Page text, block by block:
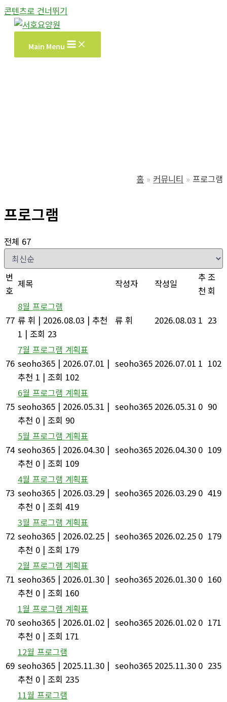
콘텐츠로 건너뛰기
Main Menu
홈 커뮤니티 프로그램
프로그램
전체 67
번
호
제목 작성자 작성일
추
천
조
회
77
8월 프로그램
류 휘 | 2026.08.03 | 추천
1 | 조회 23
류 휘 2026.08.03 1 23
76
7월 프로그램 계획표
seoho365 | 2026.07.01 |
추천 1 | 조회 102
seoho365 2026.07.01 1 102
75
6월 프로그램 계획표
seoho365 | 2026.05.31 |
추천 0 | 조회 90
seoho365 2026.05.31 0 90
74
5월 프로그램 계획표
seoho365 | 2026.04.30 |
추천 0 | 조회 109
seoho365 2026.04.30 0 109
73
4월 프로그램 계획표
seoho365 | 2026.03.29 |
추천 0 | 조회 419
seoho365 2026.03.29 0 419
72
3월 프로그램 계획표
seoho365 | 2026.02.25 |
추천 0 | 조회 179
seoho365 2026.02.25 0 179
71
2월 프로그램 계획표
seoho365 | 2026.01.30 |
추천 0 | 조회 160
seoho365 2026.01.30 0 160
70
1월 프로그램 계획표
seoho365 | 2026.01.02 |
추천 0 | 조회 171
seoho365 2026.01.02 0 171
69
12월 프로그램
seoho365 | 2025.11.30 |
추천 0 | 조회 235
seoho365 2025.11.30 0 235
11월 프로그램